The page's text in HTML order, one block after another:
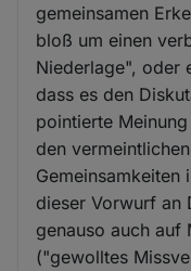
gemeinsamen
bloß um einen
Niederlage", oder
dass es den
pointierte
den
Gemeinsamkeiten
dieser Vorwurf an
genauso auch auf
("gewolltes